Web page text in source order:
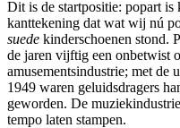
Dit is de startpositie: popart
kanttekening dat wat wij nú
suede kinderschoenen stond.
de jaren vijftig een onbetwist
amusementsindustrie; met de
1949 waren geluidsdragers
geworden. De
tempo laten stampen.